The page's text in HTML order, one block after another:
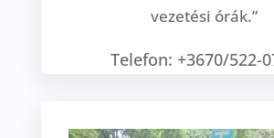
vezetési órák.”
Telefon: +3670/522-